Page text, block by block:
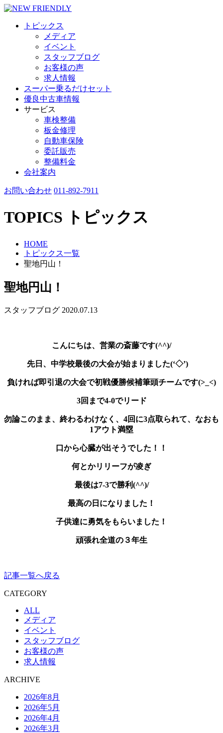
トピックス
メディア
イベント
スタッフブログ
お客様の声
求人情報
スーパー乗るだけセット
優良中古車情報
サービス
車検整備
板金修理
自動車保険
委託販売
整備料金
会社案内
お問い合わせ 011-892-7911
TOPICS トピックス
HOME
トピックス一覧
聖地円山！
聖地円山！
スタッフブログ 2020.07.13
こんにちは、営業の斎藤です(^^)/
先日、中学校最後の大会が始まりました(‘◇’)ゞ
負ければ即引退の大会で初戦優勝候補筆頭チームです(>_<)
3回まで4-0でリード
勿論このまま、終わるわけなく、4回に3点取られて、なおも
1アウト満塁
口から心臓が出そうでした！！
何とかリリーフが凌ぎ
最後は7-3で勝利(^^)/
最高の日になりました！
子供達に勇気をもらいました！
頑張れ全道の３年生
記事一覧へ戻る
CATEGORY
ALL
メディア
イベント
スタッフブログ
お客様の声
求人情報
ARCHIVE
2026年8月
2026年5月
2026年4月
2026年3月